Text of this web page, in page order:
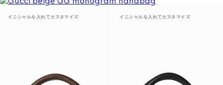
イニシャルを入れてカスタマイズ イニシャルを入れてカスタマイズ